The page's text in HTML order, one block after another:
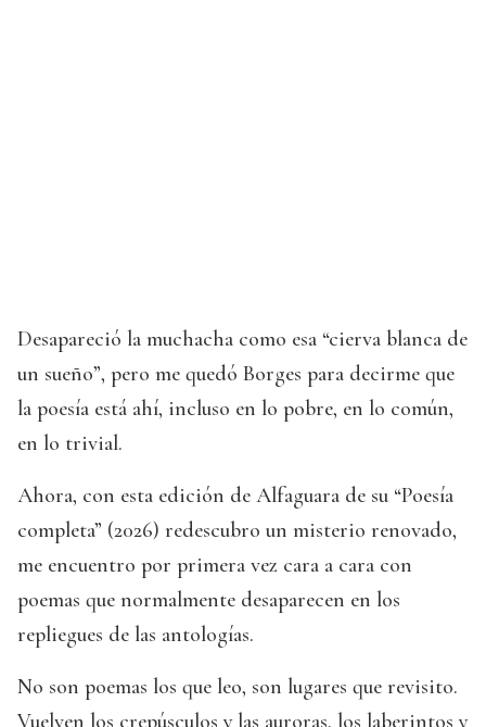
Desapareció la muchacha como esa “cierva blanca de
un sueño”, pero me quedó Borges para decirme que
la poesía está ahí, incluso en lo pobre, en lo común,
en lo trivial.
Ahora, con esta edición de Alfaguara de su “Poesía
completa” (2026) redescubro un misterio renovado,
me encuentro por primera vez cara a cara con
poemas que normalmente desaparecen en los
repliegues de las antologías.
No son poemas los que leo, son lugares que revisito.
Vuelven los crepúsculos y las auroras, los laberintos y